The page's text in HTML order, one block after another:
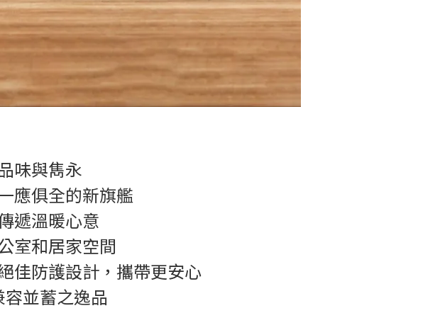
味與雋永
應俱全的新旗艦
遞溫暖心意
室和居家空間
佳防護設計，攜帶更安心
容並蓄之逸品